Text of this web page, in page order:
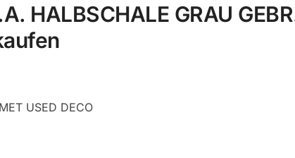
HALBSCHALE GRAU
USED DECO